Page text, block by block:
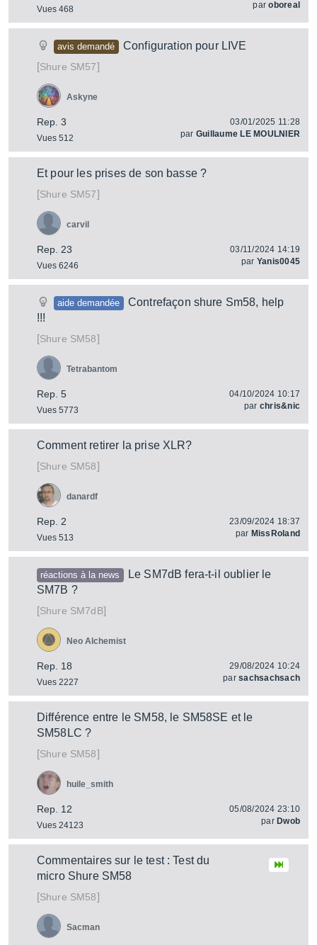
Vues 468 paroboreal
avis demandé
Configuration pour LIVE
[Shure SM57]
Rep. 3
Vues 512
Askyne
03/01/2025 11:28
par Guillaume LE MOULNIER
Et pour les prises de son basse ?
[Shure SM57]
Rep. 23
Vues 6246
carvil
03/11/2024 14:19
par Yanis0045
aide demandée
Contrefaçon shure Sm58, help
!!!
[Shure SM58]
Rep. 5
Vues 5773
Tetrabantom
04/10/2024 10:17
par chris&nic
Comment retirer la prise XLR?
[Shure SM58]
Rep. 2
Vues 513
danardf
23/09/2024 18:37
par MissRoland
réactions à la news
Le SM7dB fera-t-il oublier le
SM7B ?
[Shure SM7dB]
Rep. 18
Vues 2227
Neo Alchemist
29/08/2024 10:24
parsachsachsach
Différence entre le SM58, le SM58SE et le
SM58LC ?
[Shure SM58]
Rep. 12
Vues 24123
huile_smith
05/08/2024 23:10
par Dwob
Commentaires sur le test : Test du
micro Shure SM58
[Shure SM58]
Sacman